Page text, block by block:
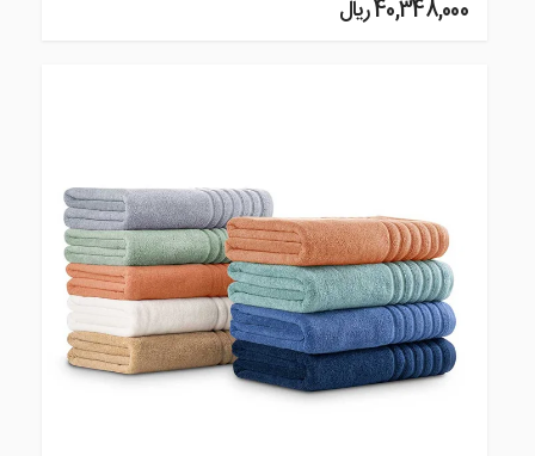
40,348,000 ريال